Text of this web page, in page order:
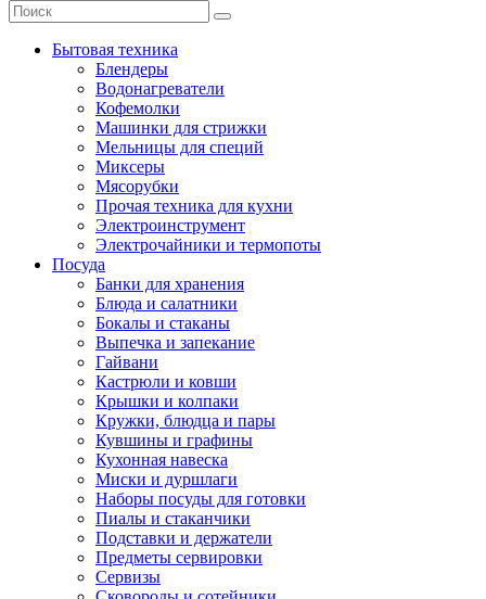
Бытовая техника
Блендеры
Водонагреватели
Кофемолки
Машинки для стрижки
Мельницы для специй
Миксеры
Мясорубки
Прочая техника для кухни
Электроинструмент
Электрочайники и термопоты
Посуда
Банки для хранения
Блюда и салатники
Бокалы и стаканы
Выпечка и запекание
Гайвани
Кастрюли и ковши
Крышки и колпаки
Кружки, блюдца и пары
Кувшины и графины
Кухонная навеска
Миски и дуршлаги
Наборы посуды для готовки
Пиалы и стаканчики
Подставки и держатели
Предметы сервировки
Сервизы